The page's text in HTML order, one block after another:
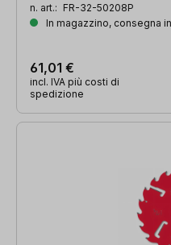
n. art.: FR-32-50208P
In magazzino, consegna
61,01 €
incl. IVA più costi di
spedizione